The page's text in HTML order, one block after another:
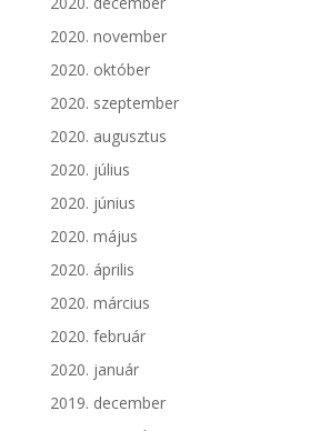
2020. november
2020. október
2020. szeptember
2020. augusztus
2020. július
2020. június
2020. május
2020. április
2020. március
2020. február
2020. január
2019. december